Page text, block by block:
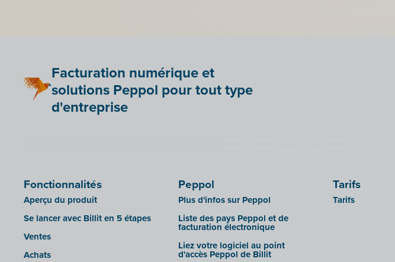
Facturation numérique et
solutions Peppol pour tout type
d'entreprise
Fonctionnalités
Aperçu du produit
Se lancer avec Billit en 5 étapes
Ventes
Achats
Peppol
Plus d'infos sur Peppol
Liste des pays Peppol et de
facturation électronique
Liez votre logiciel au point
d'accès Peppol de Billit
Tarifs
Tarifs